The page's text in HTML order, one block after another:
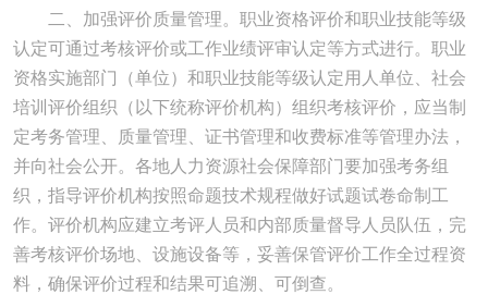
二、加强评价质量管理。职业资格评价和职业技能等级
认定可通过考核评价或工作业绩评审认定等方式进行。职业
资格实施部门（单位）和职业技能等级认定用人单位、社会
培训评价组织（以下统称评价机构）组织考核评价，应当制
定考务管理、质量管理、证书管理和收费标准等管理办法，
并向社会公开。各地人力资源社会保障部门要加强考务组
织，指导评价机构按照命题技术规程做好试题试卷命制工
作。评价机构应建立考评人员和内部质量督导人员队伍，完
善考核评价场地、设施设备等，妥善保管评价工作全过程资
料，确保评价过程和结果可追溯、可倒查。